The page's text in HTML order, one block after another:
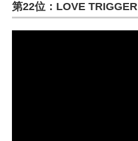
第22位：LOVE TRIGGER